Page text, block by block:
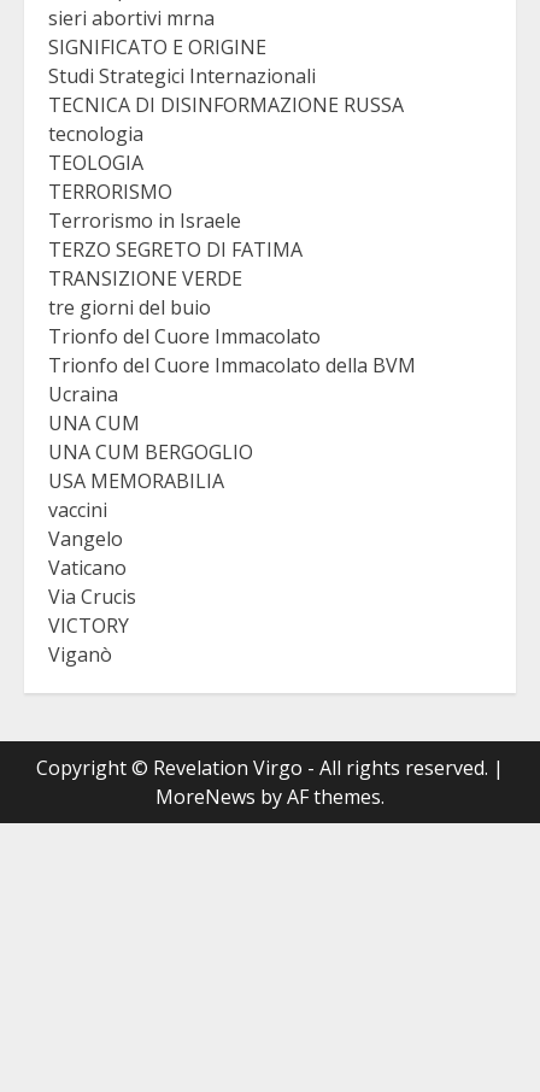
sieri abortivi mrna
SIGNIFICATO E ORIGINE
Studi Strategici Internazionali
TECNICA DI DISINFORMAZIONE RUSSA
tecnologia
TEOLOGIA
TERRORISMO
Terrorismo in Israele
TERZO SEGRETO DI FATIMA
TRANSIZIONE VERDE
tre giorni del buio
Trionfo del Cuore Immacolato
Trionfo del Cuore Immacolato della BVM
Ucraina
UNA CUM
UNA CUM BERGOGLIO
USA MEMORABILIA
vaccini
Vangelo
Vaticano
Via Crucis
VICTORY
Viganò
Copyright © Revelation Virgo - All rights reserved. |
MoreNews by AF themes.